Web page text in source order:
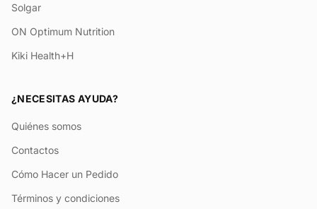
Solgar
ON Optimum Nutrition
Kiki Health+H
¿NECESITAS AYUDA?
Quiénes somos
Contactos
Cómo Hacer un Pedido
Términos y condiciones